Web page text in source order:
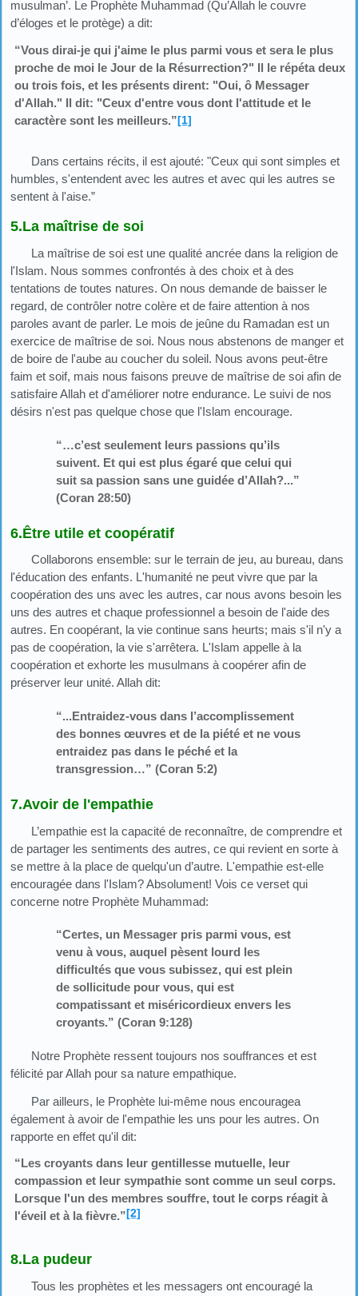
musulman’. Le Prophète Muhammad (Qu’Allah le couvre
d’éloges et le protège) a dit:
“Vous dirai-je qui j'aime le plus parmi vous et sera le plus
proche de moi le Jour de la Résurrection?" Il le répéta deux
ou trois fois, et les présents dirent: "Oui, ô Messager
d'Allah." Il dit: "Ceux d'entre vous dont l'attitude et le
caractère sont les meilleurs.”[1]
Dans certains récits, il est ajouté: "Ceux qui sont simples et
humbles, s'entendent avec les autres et avec qui les autres se
sentent à l'aise.”
5.La maîtrise de soi
La maîtrise de soi est une qualité ancrée dans la religion de
l'Islam. Nous sommes confrontés à des choix et à des
tentations de toutes natures. On nous demande de baisser le
regard, de contrôler notre colère et de faire attention à nos
paroles avant de parler. Le mois de jeûne du Ramadan est un
exercice de maîtrise de soi. Nous nous abstenons de manger et
de boire de l'aube au coucher du soleil. Nous avons peut-être
faim et soif, mais nous faisons preuve de maîtrise de soi afin de
satisfaire Allah et d'améliorer notre endurance. Le suivi de nos
désirs n'est pas quelque chose que l'Islam encourage.
“…c’est seulement leurs passions qu’ils
suivent. Et qui est plus égaré que celui qui
suit sa passion sans une guidée d’Allah?...”
(Coran 28:50)
6.Être utile et coopératif
Collaborons ensemble: sur le terrain de jeu, au bureau, dans
l'éducation des enfants. L'humanité ne peut vivre que par la
coopération des uns avec les autres, car nous avons besoin les
uns des autres et chaque professionnel a besoin de l'aide des
autres. En coopérant, la vie continue sans heurts; mais s'il n'y a
pas de coopération, la vie s'arrêtera. L'Islam appelle à la
coopération et exhorte les musulmans à coopérer afin de
préserver leur unité. Allah dit:
“...Entraidez-vous dans l’accomplissement
des bonnes œuvres et de la piété et ne vous
entraidez pas dans le péché et la
transgression…” (Coran 5:2)
7.Avoir de l'empathie
L’empathie est la capacité de reconnaître, de comprendre et
de partager les sentiments des autres, ce qui revient en sorte à
se mettre à la place de quelqu'un d’autre. L'empathie est-elle
encouragée dans l'Islam? Absolument! Vois ce verset qui
concerne notre Prophète Muhammad:
“Certes, un Messager pris parmi vous, est
venu à vous, auquel pèsent lourd les
difficultés que vous subissez, qui est plein
de sollicitude pour vous, qui est
compatissant et miséricordieux envers les
croyants.” (Coran 9:128)
Notre Prophète ressent toujours nos souffrances et est
félicité par Allah pour sa nature empathique.
Par ailleurs, le Prophète lui-même nous encouragea
également à avoir de l'empathie les uns pour les autres. On
rapporte en effet qu'il dit:
“Les croyants dans leur gentillesse mutuelle, leur
compassion et leur sympathie sont comme un seul corps.
Lorsque l'un des membres souffre, tout le corps réagit à
l'éveil et à la fièvre.”[2]
8.La pudeur
Tous les prophètes et les messagers ont encouragé la